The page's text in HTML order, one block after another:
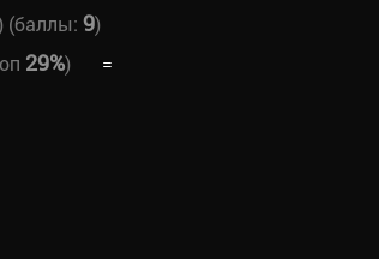
(баллы: 9)
29%)
=